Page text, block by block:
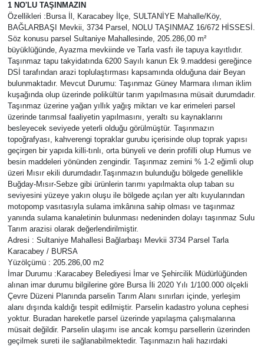
1 NO'LU TAŞINMAZIN
Özellikleri :Bursa İl, Karacabey İlçe, SULTANİYE Mahalle/Köy,
BAĞLARBAŞI Mevkii, 3734 Parsel, NOLU TAŞINMAZ 16/672 HİSSESİ.
Söz konusu parsel Sultaniye Mahallesinde, 205.286,00 m²
büyüklüğünde, Ayazma mevkiinde ve Tarla vasfı ile tapuya kayıtlıdır.
Taşınmaz tapu takyidatında 6200 Sayılı kanun Ek 9.maddesi gereğince
DSİ tarafından arazi toplulaştırması kapsamında olduğuna dair Beyan
bulunmaktadır. Mevcut Durumu: Taşınmaz Güney Marmara ılıman iklim
kuşağında olup üzerinde polikültür tarım yapılmasına müsait durumdadır.
Taşınmaz üzerine yağan yıllık yağış miktarı ve kar erimeleri parsel
üzerinde tarımsal faaliyetin yapılmasını, yeraltı su kaynaklarını
besleyecek seviyede yeterli olduğu görülmüştür. Taşınmazın
topoğrafyası, kahverengi topraklar gurubu içerisinde olup toprak yapısı
geçirgen bir yapıda killi-tınlı, orta bünyeli ve derin profilli olup Humus ve
besin maddeleri yönünden zengindir. Taşınmaz zemini % 1-2 eğimli olup
üzeri Mısır ekili durumdadır.Taşınmazın bulunduğu bölgede genellikle
Buğday-Mısır-Sebze gibi ürünlerin tarımı yapılmakta olup taban su
seviyesini yüzeye yakın oluşu ile bölgede açılan yer altı kuyularından
motopomp vasıtasıyla sulama imkânına sahip olması ve taşınmaz
yanında sulama kanaletinin bulunması nedeninden dolayı taşınmaz Sulu
Tarım arazisi olarak değerlendirilmiştir.
Adresi : Sultaniye Mahallesi Bağlarbaşı Mevkii 3734 Parsel Tarla
Karacabey / BURSA
Yüzölçümü : 205.286,00 m2
İmar Durumu :Karacabey Belediyesi İmar ve Şehircilik Müdürlüğünden
alınan imar durumu bilgilerine göre Bursa İli 2020 Yılı 1/100.000 ölçekli
Çevre Düzeni Planında parselin Tarım Alanı sınırları içinde, yerleşim
alanı dışında kaldığı tespit edilmiştir. Parselin kadastro yoluna cephesi
yoktur. Buradan hareketle parsel üzerinde yapılaşma çalışmalarına
müsait değildir. Parselin ulaşımı ise ancak komşu parsellerin üzerinden
geçilmek sureti ile sağlanabilmektedir. Taşınmazın hali hazırdaki
Kültür & Sanat
Sağlık
Siyaset
Teknoloji
Yazarlar
Astroloji-Rüya